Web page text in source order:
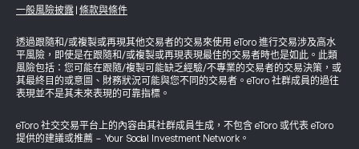
一般風險披露 條款與條件
透過跟隨和/或複製或再現其他交易者的交易來使用 eToro 進行交易涉及高水
平風險，即使是在跟隨和/或複製或再現表現最佳的交易者時也是如此。此類
風險包括：您可能在跟隨/複製可能缺乏經驗/不專業的交易者的交易決策，或
其最終目的或意圖、財務狀況可能與您不同的交易者。eToro 社群成員的過往
表現並不是其未來表現的可靠指標。
eToro 社交交易平台上的內容由其社群成員生成，不包含 eToro 或代表 eToro
提供的建議或推薦 - Your Social Investment Network。